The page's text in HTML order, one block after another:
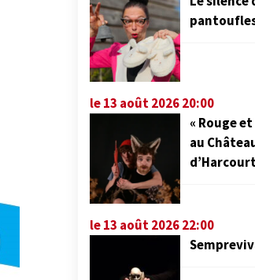
le 13 août 2026 20:00
« Rouge
au
le 13 août 2026 22:00